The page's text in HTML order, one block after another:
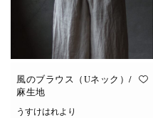
風のブラウス（Uネック）/
麻生地
うすけはれより